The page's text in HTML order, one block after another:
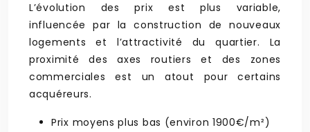
L’évolution des prix est plus variable,
influencée par la construction de nouveaux
logements et l’attractivité du quartier. La
proximité des axes routiers et des zones
commerciales est un atout pour certains
acquéreurs.
Prix moyens plus bas (environ 1900€/m²)